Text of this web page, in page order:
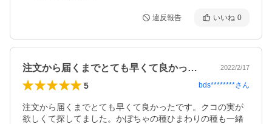
違反報告 いいね 0
注文から届くまでとても早くて良かったで… 2022/2/17
5 bds********さん
注文から届くまでとても早くて良かったです。クコの実が
欲しくて探してました。かぼちゃの種ひまわりの種も一緒